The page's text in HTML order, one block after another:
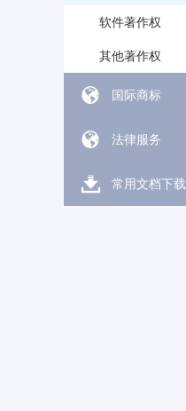
软件著作权
其他著作权
国际商标
法律服务
常用文档下载